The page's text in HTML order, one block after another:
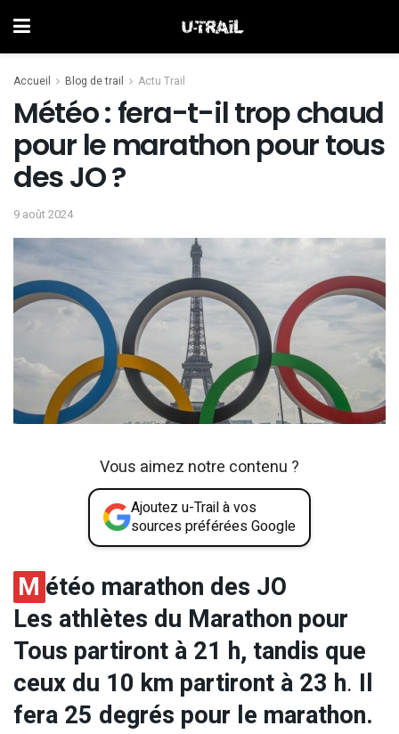
Accueil Blog de trail Actu Trail
Météo : fera-t-il trop chaud
pour le marathon pour tous
des JO ?
9 août 2024
Vous aimez notre contenu ?
Ajoutez u-Trail à vos
sources préférées Google
M étéo marathon des JO
Les athlètes du Marathon pour
Tous partiront à 21 h, tandis que
ceux du 10 km partiront à 23 h. Il
fera 25 degrés pour le marathon.